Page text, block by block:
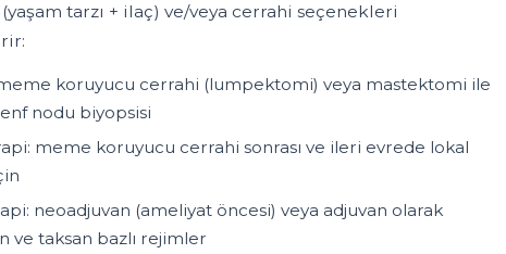
tarzı + ilaç) ve/veya cerrahi seçenekleri
koruyucu cerrahi (lumpektomi) veya mastektomi ile
nodu biyopsisi
meme koruyucu cerrahi sonrası ve ileri evrede lokal
neoadjuvan (ameliyat öncesi) veya adjuvan olarak
ve taksan bazlı rejimler